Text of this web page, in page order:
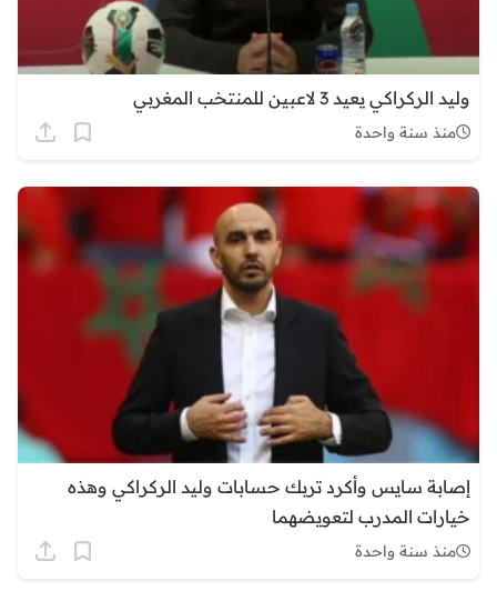
وليد الركراكي يعيد 3 لاعبين للمنتخب المغربي
منذ سنة واحدة
إصابة سايس وأكرد تربك حسابات وليد الركراكي وهذه
خيارات المدرب لتعويضهما
منذ سنة واحدة